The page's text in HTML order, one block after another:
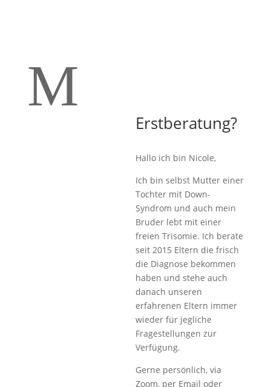
M
Erstberatung?
Hallo ich bin Nicole,
Ich bin selbst Mutter einer
Tochter mit Down-
Syndrom und auch mein
Bruder lebt mit einer
freien Trisomie. Ich berate
seit 2015 Eltern die frisch
die Diagnose bekommen
haben und stehe auch
danach unseren
erfahrenen Eltern immer
wieder für jegliche
Fragestellungen zur
Verfügung.
Gerne persönlich, via
Zoom, per Email oder